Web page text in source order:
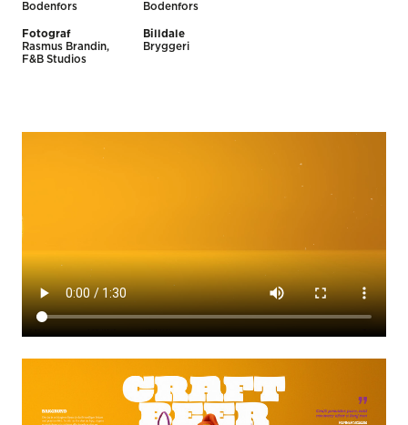
Bodenfors
Bodenfors
Fotograf
Rasmus Brandin,
F&B Studios
Billdale
Bryggeri